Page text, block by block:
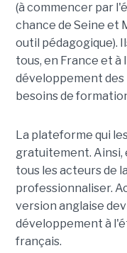
(à commencer par
chance de Seine et
outil pédagogique).
tous, en France et
développement des
besoins de
La plateforme qui
gratuitement.
tous les acteurs de
professionnaliser.
version anglaise
développement à
français.